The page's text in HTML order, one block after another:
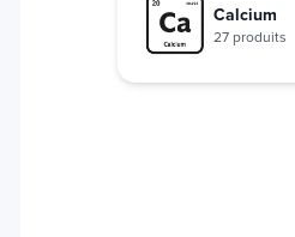
Calcium
27 produits